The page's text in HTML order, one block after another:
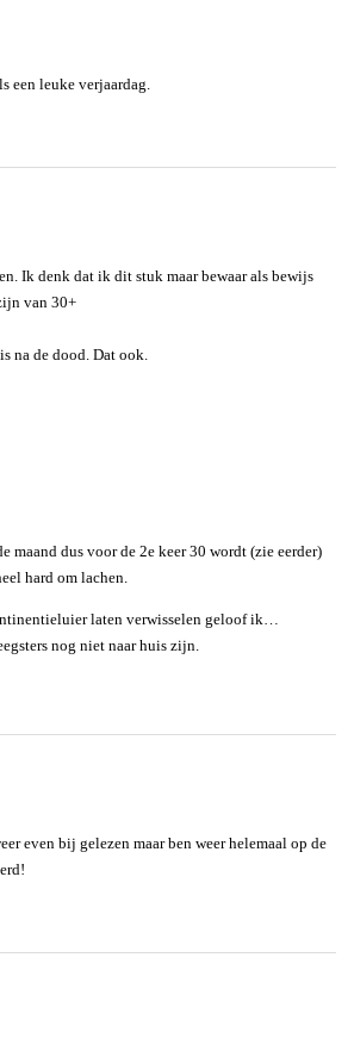
een leuke verjaardag.
Ik denk dat ik dit stuk maar bewaar als bewijs
van 30+
na de dood. Dat ook.
maand dus voor de 2e keer 30 wordt (zie eerder)
hard om lachen.
laten verwisselen geloof ik…
nog niet naar huis zijn.
even bij gelezen maar ben weer helemaal op de